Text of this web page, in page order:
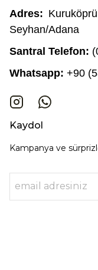
Adres:
Seyhan/Adana
Santral Telefon:
Whatsapp: +90
Kaydol
Kampanya ve